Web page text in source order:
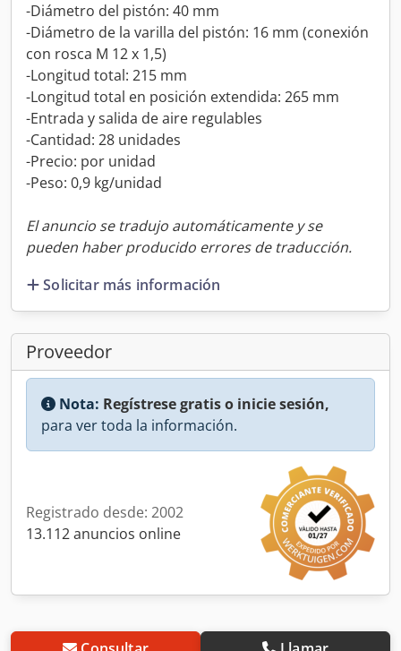
-Diámetro del pistón: 40 mm
-Diámetro de la varilla del pistón: 16 mm (conexión
con rosca M 12 x 1,5)
-Longitud total: 215 mm
-Longitud total en posición extendida: 265 mm
-Entrada y salida de aire regulables
-Cantidad: 28 unidades
-Precio: por unidad
-Peso: 0,9 kg/unidad
El anuncio se tradujo automáticamente y se
pueden haber producido errores de traducción.
Solicitar más información
Proveedor
Nota: Regístrese gratis o inicie sesión,
para ver toda la información.
Registrado desde: 2002
13.112 anuncios online